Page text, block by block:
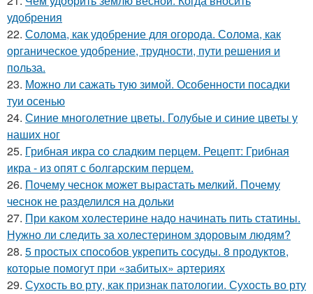
удобрения
22. Солома, как удобрение для огорода. Солома, как
органическое удобрение, трудности, пути решения и
польза.
23. Можно ли сажать тую зимой. Особенности посадки
туи осенью
24. Синие многолетние цветы. Голубые и синие цветы у
наших ног
25. Грибная икра со сладким перцем. Рецепт: Грибная
икра - из опят с болгарским перцем.
26. Почему чеснок может вырастать мелкий. Почему
чеснок не разделился на дольки
27. При каком холестерине надо начинать пить статины.
Нужно ли следить за холестерином здоровым людям?
28. 5 простых способов укрепить сосуды. 8 продуктов,
которые помогут при «забитых» артериях
29. Сухость во рту, как признак патологии. Сухость во рту